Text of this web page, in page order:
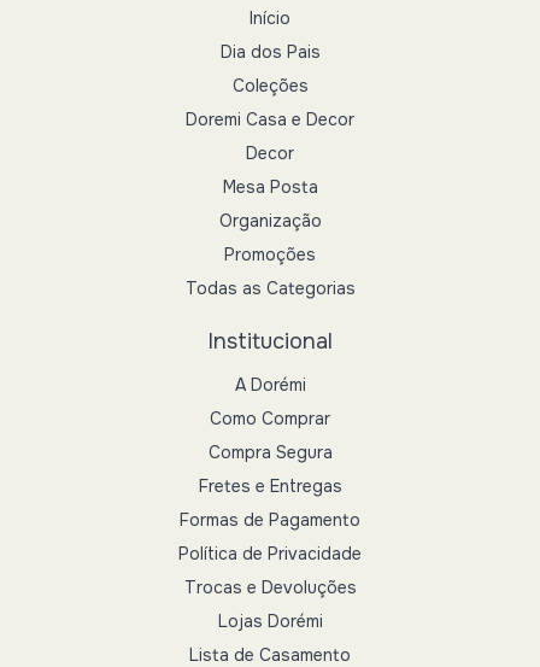
Início
Dia dos Pais
Coleções
Doremi Casa e Decor
Decor
Mesa Posta
Organização
Promoções
Todas as Categorias
Institucional
A Dorémi
Como Comprar
Compra Segura
Fretes e Entregas
Formas de Pagamento
Política de Privacidade
Trocas e Devoluções
Lojas Dorémi
Lista de Casamento